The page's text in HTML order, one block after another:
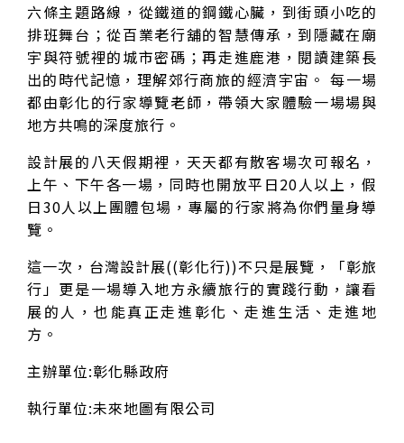
六條主題路線，從鐵道的鋼鐵心臟，到街頭小吃的
排班舞台；從百業老行舖的智慧傳承，到隱藏在廟
宇與符號裡的城市密碼；再走進鹿港，閱讀建築長
出的時代記憶，理解郊行商旅的經濟宇宙。 每一場
都由彰化的行家導覽老師，帶領大家體驗一場場與
地方共鳴的深度旅行。
設計展的八天假期裡，天天都有散客場次可報名，
上午、下午各一場，同時也開放平日20人以上，假
日30人以上團體包場，專屬的行家將為你們量身導
覽。
這一次，台灣設計展((彰化行))不只是展覽，「彰旅
行」更是一場導入地方永續旅行的實踐行動，讓看
展的人，也能真正走進彰化、走進生活、走進地
方。
主辦單位:彰化縣政府
執行單位:未來地圖有限公司